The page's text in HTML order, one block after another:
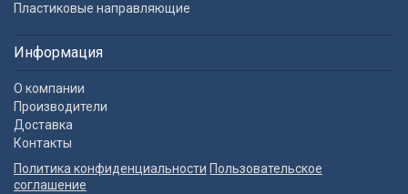
Пластиковые направляющие
Информация
О компании
Производители
Доставка
Контакты
Политика конфиденциальности Пользовательское
соглашение